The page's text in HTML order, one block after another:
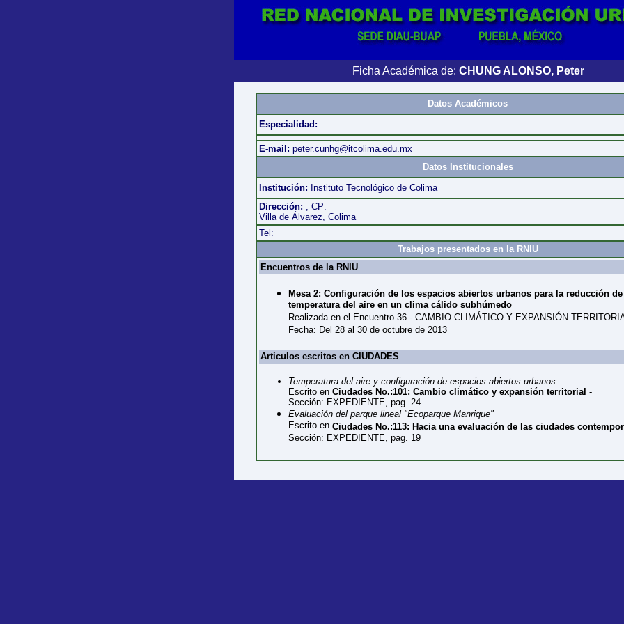
Ficha Académica de: CHUNG ALONSO, Peter
Datos Académicos
Especialidad:
E-mail: peter.cunhg@itcolima.edu.mx
Datos Institucionales
Institución: Instituto Tecnológico de Colima
Dirección: , CP:
Villa de Álvarez, Colima
Tel:
Trabajos presentados en la RNIU
Encuentros de la RNIU
Mesa 2: Configuración de los espacios abiertos urbanos para la reducción
temperatura del aire en un clima cálido subhúmedo
Realizada en el Encuentro 36 - CAMBIO CLIMÁTICO Y EXPANSIÓN
Fecha: Del 28 al 30 de octubre de 2013
Articulos escritos en CIUDADES
Temperatura del aire y configuración de espacios abiertos urbanos
Escrito en Ciudades No.:101: Cambio climático y expansión territorial -
Sección: EXPEDIENTE, pag. 24
Evaluación del parque lineal "Ecoparque Manrique"
Escrito en Ciudades No.:113: Hacia una evaluación de las ciudades
Sección: EXPEDIENTE, pag. 19